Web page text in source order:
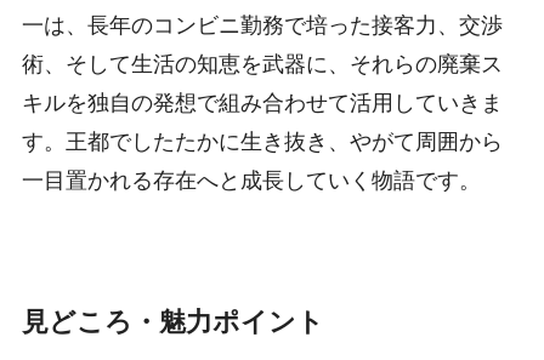
一は、長年のコンビニ勤務で培った接客力、交渉
術、そして生活の知恵を武器に、それらの廃棄ス
キルを独自の発想で組み合わせて活用していきま
す。王都でしたたかに生き抜き、やがて周囲から
一目置かれる存在へと成長していく物語です。
見どころ・魅力ポイント